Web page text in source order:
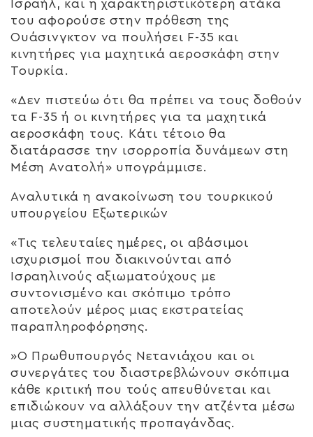
Ισραήλ, και η χαρακτηριστικότερη ατάκα
του αφορούσε στην πρόθεση της
Ουάσινγκτον να πουλήσει F-35 και
κινητήρες για μαχητικά αεροσκάφη στην
Τουρκία.
«Δεν πιστεύω ότι θα πρέπει να τους δοθούν
τα F-35 ή οι κινητήρες για τα μαχητικά
αεροσκάφη τους. Kάτι τέτοιο θα
διατάρασσε την ισορροπία δυνάμεων στη
Μέση Ανατολή» υπογράμμισε.
Αναλυτικά η ανακοίνωση του τουρκικού
υπουργείου Εξωτερικών
«Τις τελευταίες ημέρες, οι αβάσιμοι
ισχυρισμοί που διακινούνται από
Ισραηλινούς αξιωματούχους με
συντονισμένο και σκόπιμο τρόπο
αποτελούν μέρος μιας εκστρατείας
παραπληροφόρησης.
»Ο Πρωθυπουργός Νετανιάχου και οι
συνεργάτες του διαστρεβλώνουν σκόπιμα
κάθε κριτική που τούς απευθύνεται και
επιδιώκουν να αλλάξουν την ατζέντα μέσω
μιας συστηματικής προπαγάνδας.